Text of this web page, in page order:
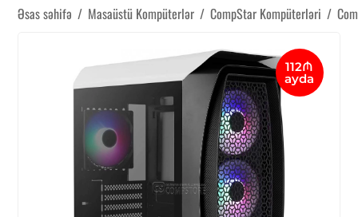
Əsas səhifə / Masaüstü Kompüterlər / CompStar Kompüterləri /
112₼
ayda